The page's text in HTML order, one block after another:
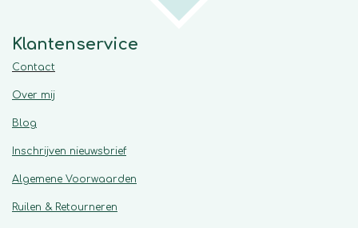
Klantenservice
Contact
Over mij
Blog
Inschrijven nieuwsbrief
Algemene Voorwaarden
Ruilen & Retourneren